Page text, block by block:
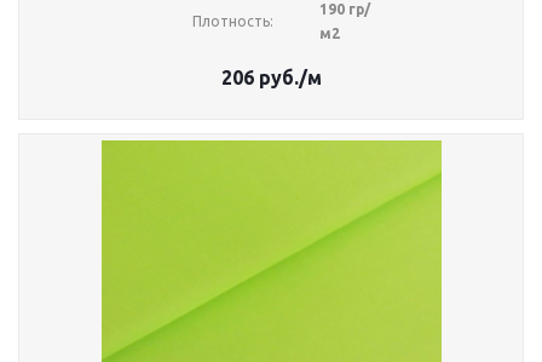
Плотность:
190 гр/
м2
206руб./м